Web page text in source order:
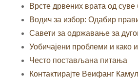
Врсте дрвених врата од суве
Водич за избор: Одабир
Савети за одржавање за
Уобичајени проблеми и како
Често постављана питања
Контактирајте Веифанг